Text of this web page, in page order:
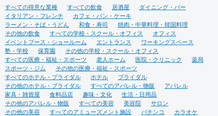
すべての得意な業種
すべての飲食 居酒屋
ダイニング・バー
イタリアン・フレンチ
カフェ・パン・ケーキ
ラーメン・そば・うどん
和食・寿司
焼肉・中華料理・韓国料理
その他の飲食
すべての学校・スクール・オフィス
オフィス
イベントブース・ショールーム
エントランス
ワーキングスペース
塾・学校
保育園
その他の学校・スクール・オフィス
すべての医療・福祉・スポーツ
老人ホーム 医院・クリニック
薬局
スポーツ・ジム
その他の医療・福祉・スポーツ
すべてのホテル・ブライダル
ホテル
ブライダル
その他のホテル・ブライダル
すべてのアパレル・物販
アパレル
家具・雑貨屋
食料品店 趣味・文化
生活・日用品
その他のアパレル・物販
すべての美容 美容院
サロン
その他の美容
すべてのアミューズメント施設 パチンコ
カラオケ